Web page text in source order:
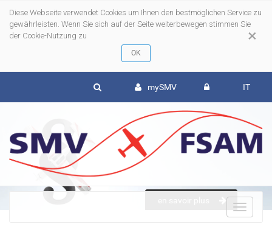
×
Diese Webseite verwendet Cookies um Ihnen den bestmöglichen Service zu
gewährleisten. Wenn Sie sich auf der Seite weiterbewegen stimmen Sie
der Cookie-Nutzung zu
mySMV IT